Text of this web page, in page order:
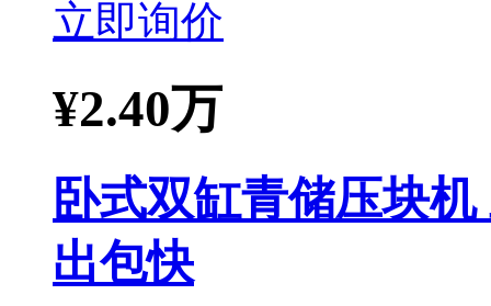
立即询价
¥2.40万
卧式双缸青储压块
出包快